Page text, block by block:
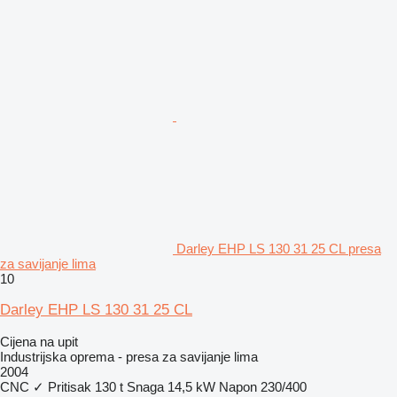
Darley EHP LS 130 31 25 CL presa
za savijanje lima
10
Darley EHP LS 130 31 25 CL
Cijena na upit
Industrijska oprema - presa za savijanje lima
2004
CNC ✓ Pritisak 130 t Snaga 14,5 kW Napon 230/400